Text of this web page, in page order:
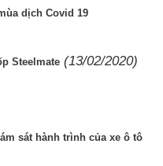
dịch Covid 19
Steelmate (13/02/2020)
sát hành trình của xe ô tô